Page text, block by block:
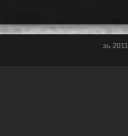
зь 2011